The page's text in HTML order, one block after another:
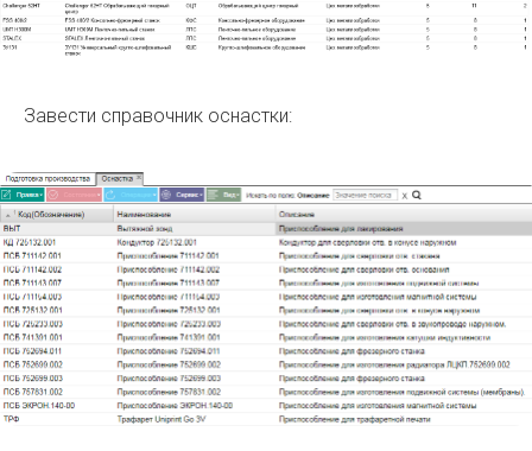
Завести справочник оснастки: